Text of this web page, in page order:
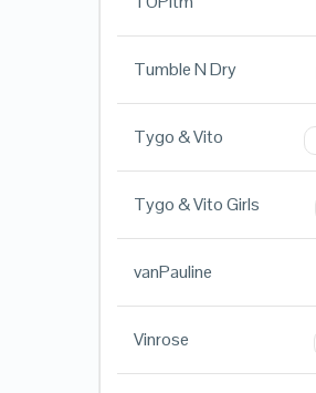
Tumble N Dry
Tygo & Vito
Tygo & Vito Girls
vanPauline
Vinrose